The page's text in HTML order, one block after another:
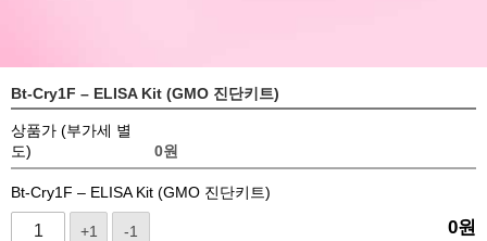
Bt-Cry1F – ELISA Kit (GMO 진단키트)
상품가 (부가세 별
도)
0원
Bt-Cry1F – ELISA Kit (GMO 진단키트)
+1 -1 0원